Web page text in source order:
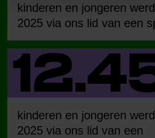
kinderen en jongeren
2025 via ons lid van een
kinderen en jongeren
2025 via ons lid van een